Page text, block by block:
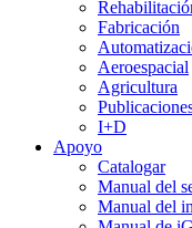
Fabricación
Aeroespacial
Agricultura
I+D
Apoyo
Catalogar
Manual del
Manual del